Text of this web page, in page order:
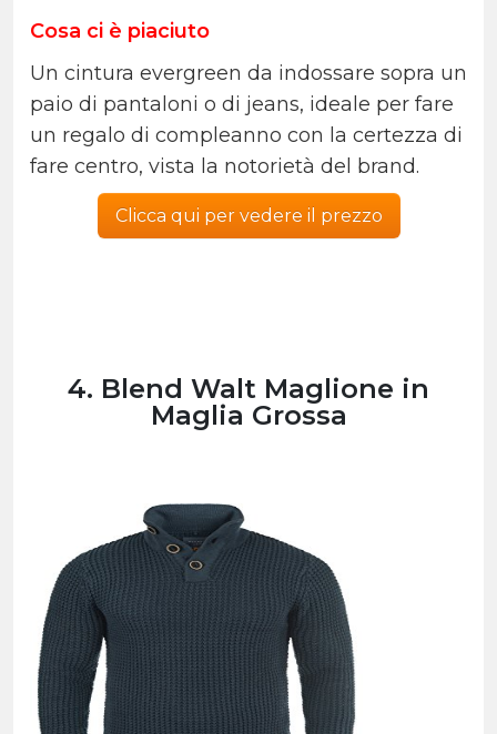
Cosa ci è piaciuto
Un cintura evergreen da indossare sopra un
paio di pantaloni o di jeans, ideale per fare
un regalo di compleanno con la certezza di
fare centro, vista la notorietà del brand.
Clicca qui per vedere il prezzo
4. Blend Walt Maglione in
Maglia Grossa